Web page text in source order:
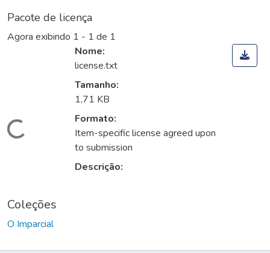
Pacote de licença
Agora exibindo 1 - 1 de 1
Carregando...
Nome:
license.txt
Tamanho:
1,71 KB
Formato:
Item-specific license agreed upon
to submission
Descrição:
Coleções
O Imparcial